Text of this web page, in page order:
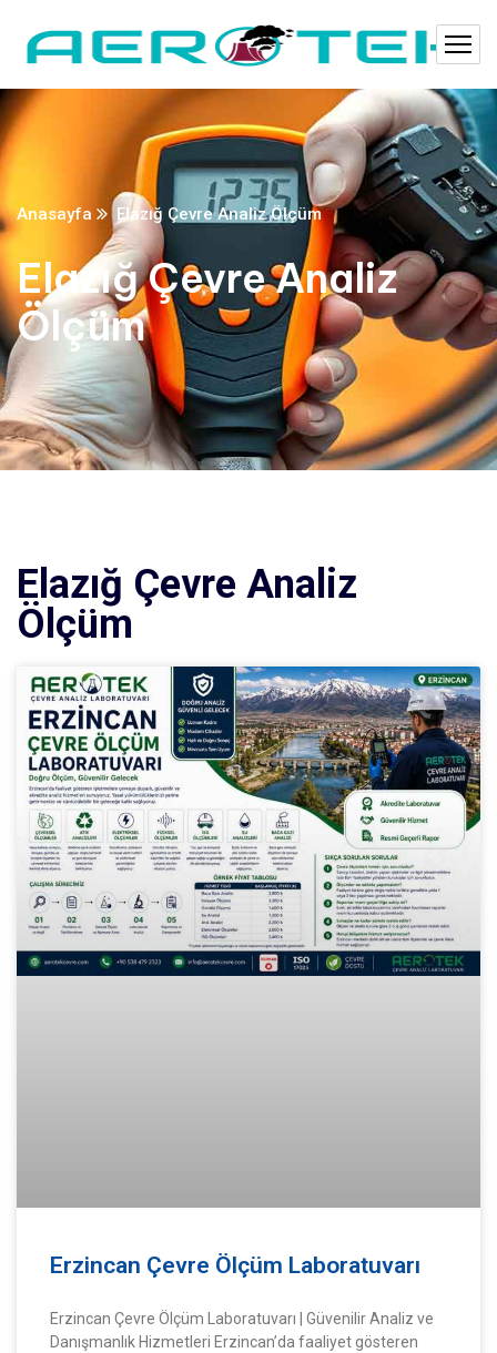
Anasayfa Elazığ Çevre Analiz Ölçüm
Elazığ Çevre Analiz
Ölçüm
Elazığ Çevre Analiz
Ölçüm
Erzincan Çevre Ölçüm Laboratuvarı
Erzincan Çevre Ölçüm Laboratuvarı | Güvenilir Analiz ve
Danışmanlık Hizmetleri Erzincan’da faaliyet gösteren